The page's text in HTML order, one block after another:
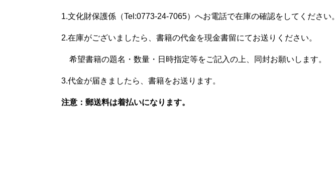
1.文化財保護係（Tel:0773-24-7065）へお電話で在庫の確認をしてください。
2.在庫がございましたら、書籍の代金を現金書留にてお送りください。
希望書籍の題名・数量・日時指定等をご記入の上、同封お願いします。
3.代金が届きましたら、書籍をお送ります。
注意：郵送料は着払いになります。